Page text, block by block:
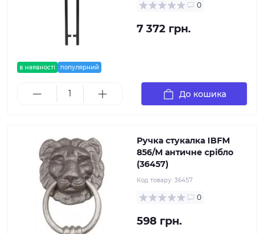
в наявності популярний
0
7 372 грн.
До кошика
Ручка стукалка IBFM
856/M античне срібло
(36457)
Код товару: 36457
0
598 грн.